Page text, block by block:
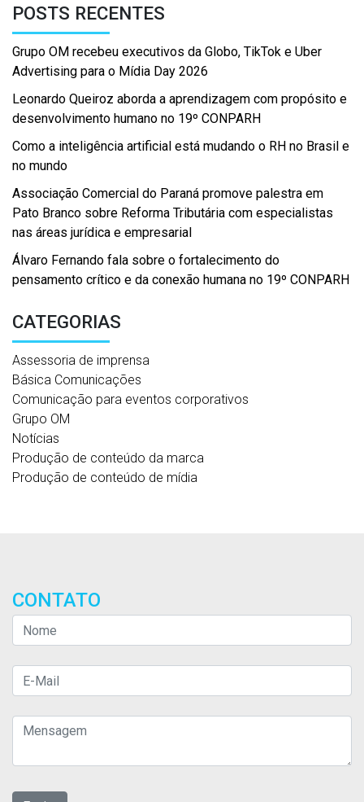
POSTS RECENTES
Grupo OM recebeu executivos da Globo, TikTok e Uber
Advertising para o Mídia Day 2026
Leonardo Queiroz aborda a aprendizagem com propósito e
desenvolvimento humano no 19º CONPARH
Como a inteligência artificial está mudando o RH no Brasil e
no mundo
Associação Comercial do Paraná promove palestra em
Pato Branco sobre Reforma Tributária com especialistas
nas áreas jurídica e empresarial
Álvaro Fernando fala sobre o fortalecimento do
pensamento crítico e da conexão humana no 19º CONPARH
CATEGORIAS
Assessoria de imprensa
Básica Comunicações
Comunicação para eventos corporativos
Grupo OM
Notícias
Produção de conteúdo da marca
Produção de conteúdo de mídia
CONTATO